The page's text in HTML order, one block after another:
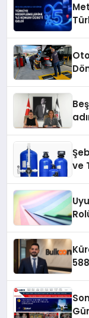
ve